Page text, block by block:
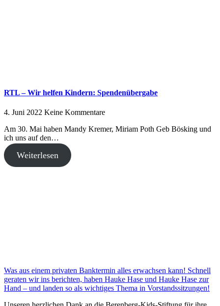
RTL – Wir helfen Kindern: Spendenübergabe
4. Juni 2022 Keine Kommentare
Am 30. Mai haben Mandy Kremer, Miriam Poth Geb Bösking und
ich uns auf den…
Weiterlesen
Was aus einem privaten Banktermin alles erwachsen kann! Schnell
geraten wir ins berichten, haben Hauke Hase und Hauke Hase zur
Hand – und landen so als wichtiges Thema in Vorstandssitzungen!